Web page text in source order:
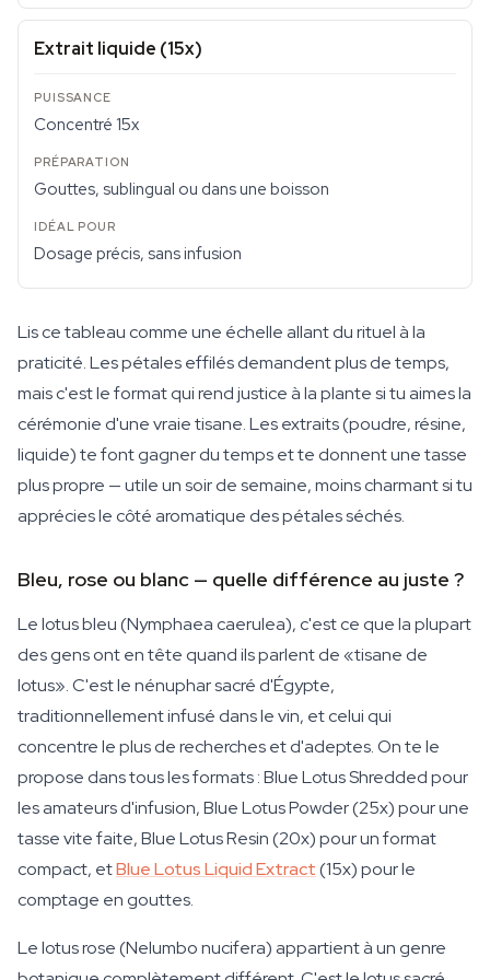
Extrait liquide (15x)
Concentré 15x
Gouttes, sublingual ou dans une boisson
Dosage précis, sans infusion
Lis ce tableau comme une échelle allant du rituel à la
praticité. Les pétales effilés demandent plus de temps,
mais c'est le format qui rend justice à la plante si tu aimes la
cérémonie d'une vraie tisane. Les extraits (poudre, résine,
liquide) te font gagner du temps et te donnent une tasse
plus propre — utile un soir de semaine, moins charmant si tu
apprécies le côté aromatique des pétales séchés.
Bleu, rose ou blanc — quelle différence au juste ?
Le lotus bleu (Nymphaea caerulea), c'est ce que la plupart
des gens ont en tête quand ils parlent de «tisane de
lotus». C'est le nénuphar sacré d'Égypte,
traditionnellement infusé dans le vin, et celui qui
concentre le plus de recherches et d'adeptes. On te le
propose dans tous les formats : Blue Lotus Shredded pour
les amateurs d'infusion, Blue Lotus Powder (25x) pour une
tasse vite faite, Blue Lotus Resin (20x) pour un format
compact, etBlue Lotus Liquid Extract(15x) pour le
comptage en gouttes.
Le lotus rose (Nelumbo nucifera) appartient à un genre